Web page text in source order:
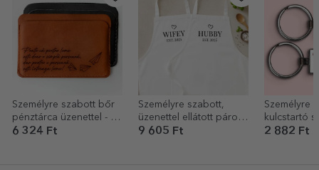
Személyre szabott bőr
pénztárca üzenettel - Te
vagy az egész világ!
6 324 Ft
Személyre szabott,
üzenettel ellátott páros
szett
9 605 Ft
Személyre
kulcstartó
Otthon
2 882 Ft